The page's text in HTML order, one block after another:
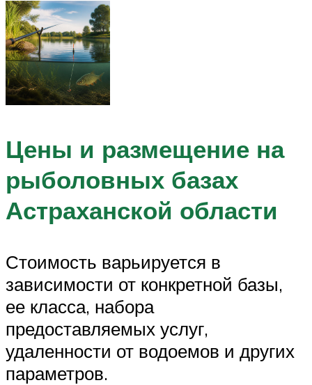
Цены и размещение на
рыболовных базах
Астраханской области
Стоимость варьируется в
зависимости от конкретной базы,
ее класса, набора
предоставляемых услуг,
удаленности от водоемов и других
параметров.